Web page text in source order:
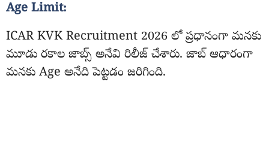
Age Limit:
ICAR KVK Recruitment 2026 లో ప్రధానంగా మనకు
మూడు రకాల జాబ్స్ అనేవి రిలీజ్ చేశారు. జాబ్ ఆధారంగా
మనకు Age అనేది పెట్టడం జరిగింది.